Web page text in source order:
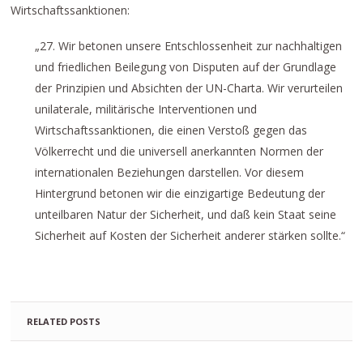
Wirtschaftssanktionen:
„27. Wir betonen unsere Entschlossenheit zur nachhaltigen
und friedlichen Beilegung von Disputen auf der Grundlage
der Prinzipien und Absichten der UN-Charta. Wir verurteilen
unilaterale, militärische Interventionen und
Wirtschaftssanktionen, die einen Verstoß gegen das
Völkerrecht und die universell anerkannten Normen der
internationalen Beziehungen darstellen. Vor diesem
Hintergrund betonen wir die einzigartige Bedeutung der
unteilbaren Natur der Sicherheit, und daß kein Staat seine
Sicherheit auf Kosten der Sicherheit anderer stärken sollte.“
RELATED POSTS